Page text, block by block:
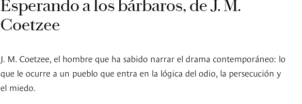
Esperando a los bárbaros, de J. M.
Coetzee
J. M. Coetzee, el hombre que ha sabido narrar el drama contemporáneo: lo
que le ocurre a un pueblo que entra en la lógica del odio, la persecución y
el miedo.